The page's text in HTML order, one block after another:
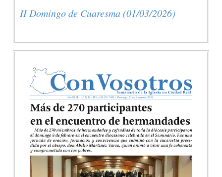
II Domingo de Cuaresma (01/03/2026)